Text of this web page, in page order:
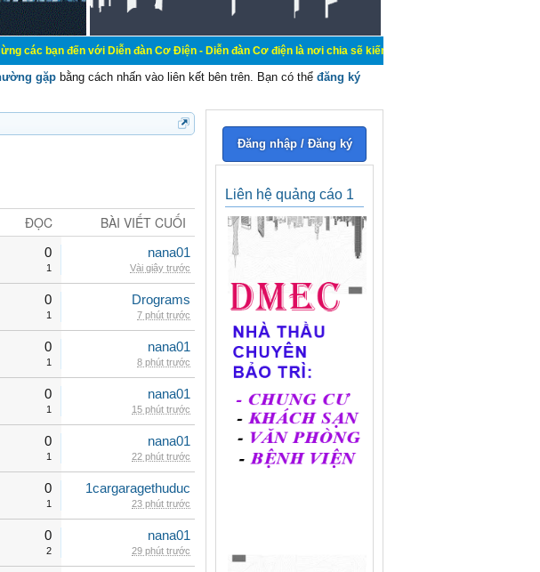
đến với Diễn đàn Cơ Điện - Diễn đàn Cơ điện là nơi chia sẽ kiến thức kinh nghiệm trong lãnh vực cơ
gặp bằng cách nhấn vào liên kết bên trên. Bạn có thể đăng ký
ĐỌC BÀI VIẾT CUỐI
0
1
nana01
Vài giây trước
0
1
Drograms
7 phút trước
0
1
nana01
8 phút trước
0
1
nana01
15 phút trước
0
1
nana01
22 phút trước
0
1
1cargaragethuduc
23 phút trước
0
2
nana01
29 phút trước
Đăng nhập / Đăng ký
Liên hệ quảng cáo 1